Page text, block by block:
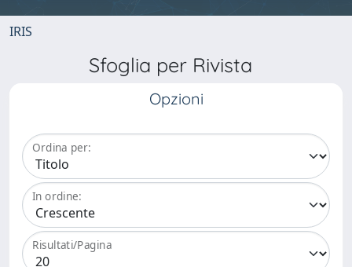
IRIS
Sfoglia per Rivista
Opzioni
Ordina per:
In ordine:
Risultati/Pagina